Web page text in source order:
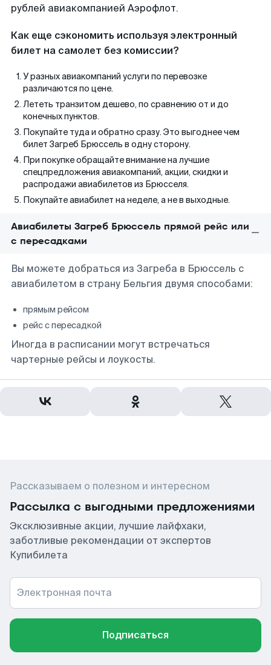
рублей авиакомпанией Аэрофлот.
Как еще сэкономить используя электронный
билет на самолет без комиссии?
У разных авиакомпаний услуги по перевозке
различаются по цене.
Лететь транзитом дешево, по сравнению от и до
конечных пунктов.
Покупайте туда и обратно сразу. Это выгоднее чем
билет Загреб Брюссель в одну сторону.
При покупке обращайте внимание на лучшие
спецпредложения авиакомпаний, акции, скидки и
распродажи авиабилетов из Брюсселя.
Покупайте авиабилет на неделе, а не в выходные.
Авиабилеты Загреб Брюссель прямой рейс или
с пересадками
Вы можете добраться из Загреба в Брюссель с
авиабилетом в страну Бельгия двумя способами:
прямым рейсом
рейс с пересадкой
Иногда в расписании могут встречаться
чартерные рейсы и лоукосты.
Рассказываем о полезном и интересном
Рассылка с выгодными предложениями
Эксклюзивные акции, лучшие лайфхаки,
заботливые рекомендации от экспертов
Купибилета
Электронная почта
Подписаться